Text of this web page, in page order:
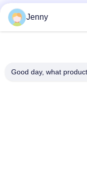
Jenny
Good day, what